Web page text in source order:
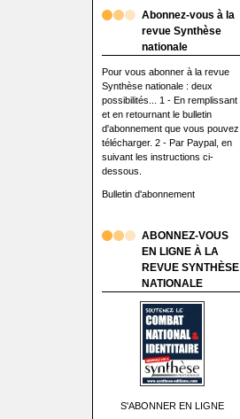
Abonnez-vous à la
revue Synthèse
nationale
Pour vous abonner à la revue
Synthèse nationale : deux
possibilités... 1 - En remplissant
et en retournant le bulletin
d'abonnement que vous pouvez
télécharger. 2 - Par Paypal, en
suivant les instructions ci-
dessous.
Bulletin d'abonnement
ABONNEZ-VOUS
EN LIGNE À LA
REVUE SYNTHÈSE
NATIONALE
S'ABONNER EN LIGNE